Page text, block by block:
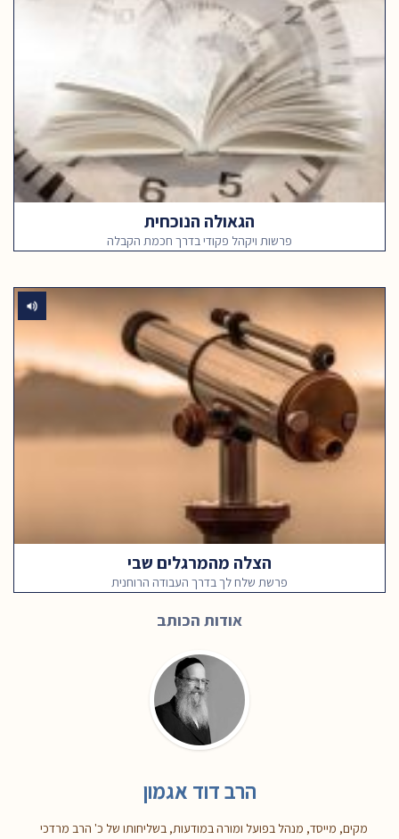
הגאולה הנוכחית
פרשות ויקהל פקודי בדרך חכמת הקבלה
הצלה מהמרגלים שבי
פרשת שלח לך בדרך העבודה הרוחנית
אודות הכותב
הרב דוד אגמון
מקים, מייסד, מנהל בפועל ומורה במודעות, בשליחותו של כ' הרב מרדכי